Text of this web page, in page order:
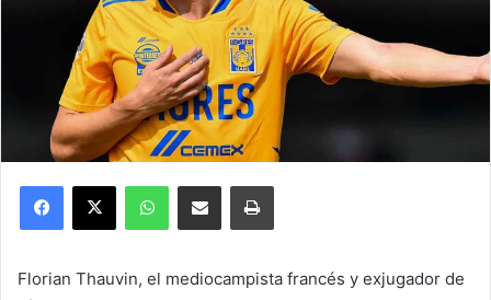
Facebook
X WhatsAppCompartir por correo electrónicoImprimir
Florian Thauvin, el mediocampista francés y exjugador de